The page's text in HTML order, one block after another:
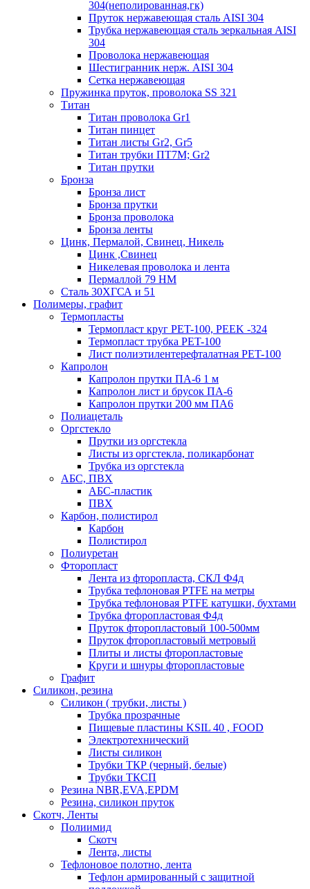
304(неполированная,гк)
Пруток нержавеющая сталь AISI 304
Трубка нержавеющая сталь зеркальная AISI
304
Проволока нержавеющая
Шестигранник нерж. AISI 304
Сетка нержавеющая
Пружинка пруток, проволока SS 321
Титан
Титан проволока Gr1
Титан пинцет
Титан листы Gr2, Gr5
Титан трубки ПТ7М; Gr2
Титан прутки
Бронза
Бронза лист
Бронза прутки
Бронза проволока
Бронза ленты
Цинк, Пермалой, Свинец, Никель
Цинк ,Свинец
Никелевая проволока и лента
Пермаллой 79 НМ
Сталь 30ХГСА и 51
Полимеры, графит
Термопласты
Термопласт круг PET-100, PEEK -324
Термопласт трубка PET-100
Лист полиэтилентерефталатная PET-100
Капролон
Капролон прутки ПА-6 1 м
Капролон лист и брусок ПА-6
Капролон прутки 200 мм ПА6
Полиацеталь
Оргстекло
Прутки из оргстекла
Листы из оргстекла, поликарбонат
Трубка из оргстекла
АБС, ПВХ
АБС-пластик
ПВХ
Карбон, полистирол
Карбон
Полистирол
Полиуретан
Фторопласт
Лента из фторопласта, СКЛ Ф4д
Трубка тефлоновая PTFE на метры
Трубка тефлоновая PTFE катушки, бухтами
Трубка фторопластовая Ф4д
Пруток фторопластовый 100-500мм
Пруток фторопластовый метровый
Плиты и листы фторопластовые
Круги и шнуры фторопластовые
Графит
Силикон, резина
Силикон ( трубки, листы )
Трубка прозрачные
Пищевые пластины KSIL 40 , FOOD
Электротехнический
Листы силикон
Трубки ТКР (черный, белые)
Трубки ТКСП
Резина NBR,EVA,EPDM
Резина, силикон пруток
Скотч, Ленты
Полиимид
Скотч
Лента, листы
Тефлоновое полотно, лента
Тефлон армированный с защитной